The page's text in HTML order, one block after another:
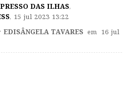
DAS ILHAS,
, 15 jul 2023 13:22
EDISÂNGELA TAVARES em 16 jul